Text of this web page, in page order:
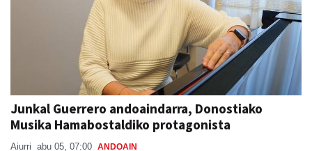
Junkal Guerrero andoaindarra, Donostiako
Musika Hamabostaldiko protagonista
Aiurri abu 05, 07:00 ANDOAIN